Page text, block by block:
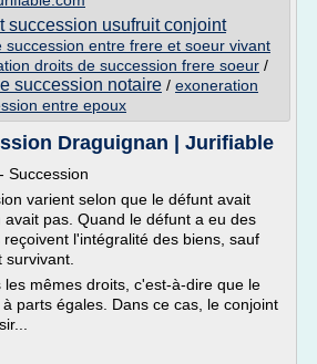
succession usufruit conjoint
succession entre frere et soeur vivant
droits de succession frere soeur /
succession notaire / exoneration
entre epoux
Draguignan | Jurifiable
Succession
varient selon que le défunt avait
pas. Quand le défunt a eu des
l'intégralité des biens, sauf
les mêmes droits, c'est-à-dire que le
parts égales. Dans ce cas, le conjoint